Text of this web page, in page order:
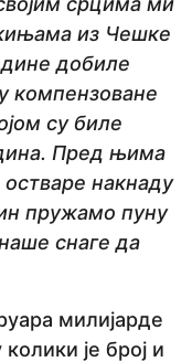
из Чешке
добиле
компензоване
су биле
Пред њима
накнаду
пружамо пуну
снаге да
милијарде
је број и